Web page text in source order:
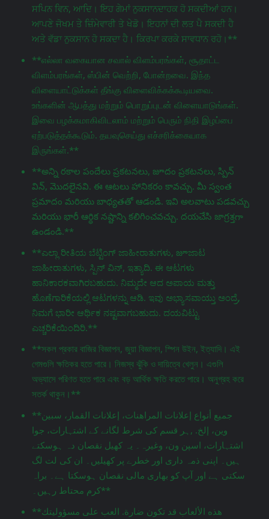
ਸਪਿਨ ਵਿਨ, ਆਦਿ। ਇਹ ਗੇਮਾਂ ਨੁਕਸਾਨਦਾਹਕ ਹੋ ਸਕਦੀਆਂ ਹਨ।
ਆਪਣੇ ਜੋਖਮ ਤੇ ਜ਼ਿੰਮੇਵਾਰੀ ਤੇ ਖੇਡੋ। ਇਹਨਾਂ ਦੀ ਲਤ ਪੈ ਸਕਦੀ ਹੈ
ਅਤੇ ਵੱਡਾ ਨੁਕਸਾਨ ਹੋ ਸਕਦਾ ਹੈ। ਕਿਰਪਾ ਕਰਕੇ ਸਾਵਧਾਨ ਰਹੋ।**
**எல்லா வகையான சவால் விளம்பரங்கள், சூதாட்ட
விளம்பரங்கள், ஸ்பின் வெற்றி, போன்றவை. இந்த
விளையாட்டுக்கள் தீங்கு விளைவிக்கக்கூடியவை.
உங்களின் ஆபத்து மற்றும் பொறுப்புடன் விளையாடுங்கள்.
இவை பழக்கமாகிவிடலாம் மற்றும் பெரும் நிதி இழப்பை
ஏற்படுத்தக்கூடும். தயவுசெய்து எச்சரிக்கையாக
இருங்கள்.**
**అన్ని రకాల పందేలు ప్రకటనలు, జూదం ప్రకటనలు, స్పిన్
విన్, మొదలైనవి. ఈ ఆటలు హానికరం కావచ్చు. మీ స్వంత
ప్రమాదం మరియు బాధ్యతతో ఆడండి. ఇవి అలవాటు పడవచ్చు
మరియు భారీ ఆర్థిక నష్టాన్ని కలిగించవచ్చు. దయచేసి జాగ్రತ್ತగా
ఉండండి.**
**ಎಲ್ಲಾ ರೀತಿಯ ಬೆಟ್ಟಿಂಗ್ ಜಾಹೀರಾತುಗಳು, జూಜಾಟ
ಜಾಹೀರಾತುಗಳು, ಸ್ಪಿನ್ ವಿನ್, ಇತ್ಯಾದಿ. ಈ ಆಟಗಳು
ಹಾನಿಕಾರಕವಾಗಿರಬಹುದು. ನಿಮ್ಮದೇ ಆದ ಅಪಾಯ ಮತ್ತು
ಹೊಣೆಗಾರಿಕೆಯಲ್ಲಿ ಆಟಗಳನ್ನು ಆಡಿ. ಇವು ಅಭ್ಯಾಸವಾಯ್ತು ಅಂದ್ರೆ,
ನಿಮಗೆ ಭಾರೀ ಆರ್ಥಿಕ ನಷ್ಟವಾಗಬಹುದು. ದಯವಿಟ್ಟು
ಎಚ್ಚರಿಕೆಯಿಂದಿರಿ.**
**সকল প্রকার বাজির বিজ্ঞাপন, জুয়া বিজ্ঞাপন, স্পিন উইন, ইত্যাদি। এই
গেমগুলি ক্ষতিকর হতে পারে। নিজস্ব ঝুঁকি ও দায়িত্বে খেলুন। এগুলি
অভ্যাসে পরিণত হতে পারে এবং বড় আর্থিক ক্ষতি করতে পারে। অনুগ্রহ করে
সতর্ক থাকুন।**
**جميع أنواع إعلانات المراهنات، إعلانات القمار، سبين
وين، إلخ. ,ہر قسم کی شرط لگانے کے اشتہارات، جوا
اشتہارات، اسپن ون، وغیرہ۔ یہ کھیل نقصان دہ ہوسکتے
ہیں۔ اپنی ذمہ داری اور خطرے پر کھیلیں۔ ان کی لت لگ
سکتی ہے اور آپ کو بھاری مالی نقصان ہوسکتا ہے۔ براہ
کرم محتاط رہیں۔**
**هذه الألعاب قد تكون ضارة. العب على مسؤوليتك